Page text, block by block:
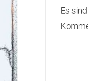
Es